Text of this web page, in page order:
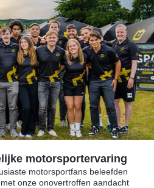
motorsportervaring
motorsportfans beleefden
onze onovertroffen aandacht